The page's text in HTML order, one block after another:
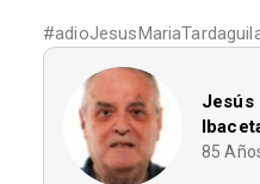
#
Jesús
85